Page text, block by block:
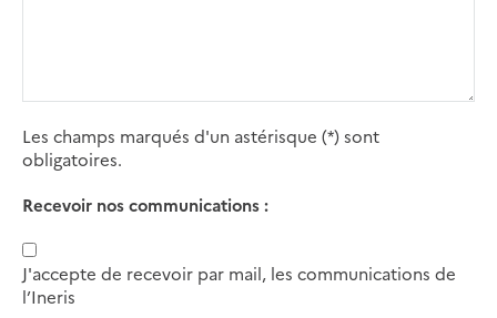
Les champs marqués d'un astérisque (*) sont
obligatoires.
Recevoir nos communications :
J'accepte de recevoir par mail, les communications de
l’Ineris